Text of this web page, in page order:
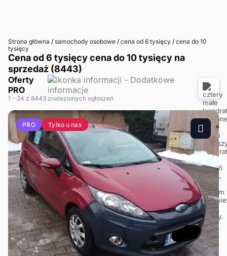
Strona główna / samochody osobowe / cena od 6 tysięcy / cena do 10
tysięcy
Cena od 6 tysięcy cena do 10 tysięcy na
sprzedaż (8443)
Oferty
PRO
1 - 24 z 8443 znalezionych ogłoszeń
PRO Tylko u nas